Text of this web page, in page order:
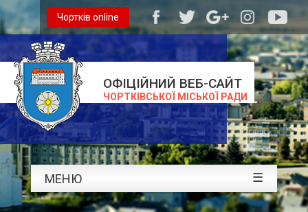
ОФІЦІЙНИЙ ВЕБ-САЙТ
ЧОРТКІВСЬКОЇ МІСЬКОЇ РАДИ
Чортків online
МЕНЮ ☰